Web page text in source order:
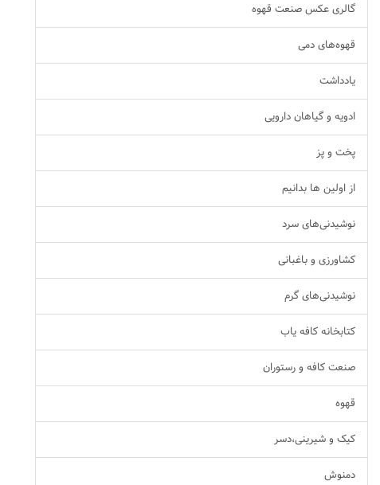
گالری عکس صنعت قهوه
قهوه‌های دمی
یادداشت
ادویه و گیاهان دارویی
پخت و پز
از اولین ها بدانیم
نوشیدنی‌های سرد
کشاورزی و باغبانی
نوشیدنی‌های گرم
کتابخانه کافه یاب
صنعت کافه و رستوران
قهوه
کیک و شیرینی،دسر
دمنوش